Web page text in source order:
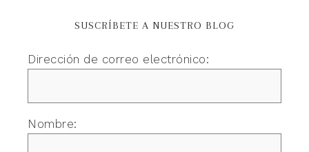
SUSCRÍBETE A NUESTRO BLOG
Dirección de correo electrónico:
Nombre: